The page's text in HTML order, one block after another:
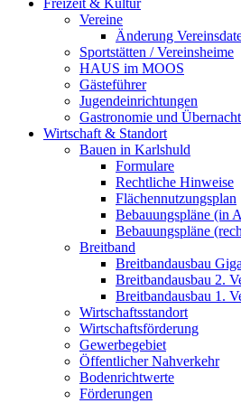
Freizeit & Kultur
Vereine
Änderung
Sportstätten / Vereinsheime
HAUS im MOOS
Gästeführer
Jugendeinrichtungen
Gastronomie und
Wirtschaft & Standort
Bauen in Karlshuld
Formulare
Rechtliche Hinweise
Flächennutzungsplan
Bebauungspläne (in
Bebauungspläne
Breitband
Breitbandausbau
Breitbandausbau 2.
Breitbandausbau 1.
Wirtschaftsstandort
Wirtschaftsförderung
Gewerbegebiet
Öffentlicher Nahverkehr
Bodenrichtwerte
Förderungen